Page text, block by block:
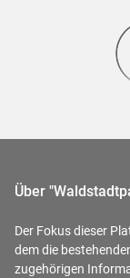
Über
Der Fokus dieser
dem die
zugehörigen